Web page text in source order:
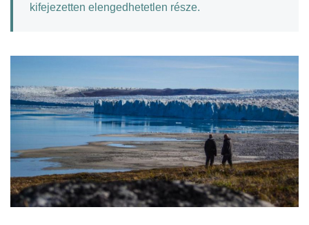
kifejezetten elengedhetetlen része.